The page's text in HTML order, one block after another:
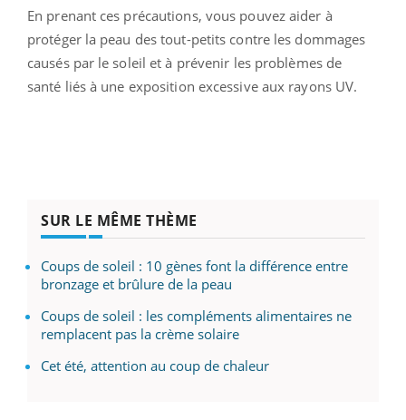
En prenant ces précautions, vous pouvez aider à
protéger la peau des tout-petits contre les dommages
causés par le soleil et à prévenir les problèmes de
santé liés à une exposition excessive aux rayons UV.
SUR LE MÊME THÈME
Coups de soleil : 10 gènes font la différence entre
bronzage et brûlure de la peau
Coups de soleil : les compléments alimentaires ne
remplacent pas la crème solaire
Cet été, attention au coup de chaleur